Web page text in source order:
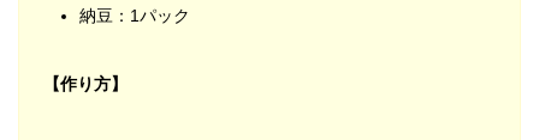
納豆：1パック
【作り方】